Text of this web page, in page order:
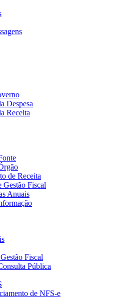
Despesa
Receita
de Receita
Gestão Fiscal
Anuais
Fiscal
Pública
de NFS-e